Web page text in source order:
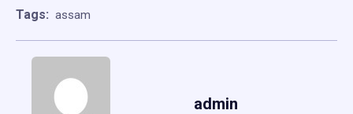
Tags: assam
admin